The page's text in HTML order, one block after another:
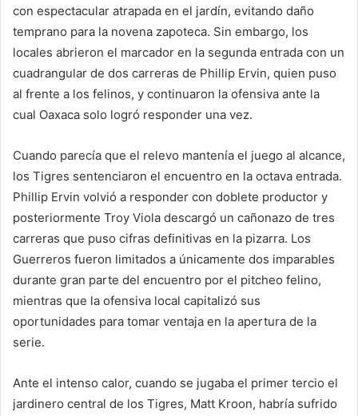
con espectacular atrapada en el jardín, evitando daño
temprano para la novena zapoteca. Sin embargo, los
locales abrieron el marcador en la segunda entrada con un
cuadrangular de dos carreras de Phillip Ervin, quien puso
al frente a los felinos, y continuaron la ofensiva ante la
cual Oaxaca solo logró responder una vez.
Cuando parecía que el relevo mantenía el juego al alcance,
los Tigres sentenciaron el encuentro en la octava entrada.
Phillip Ervin volvió a responder con doblete productor y
posteriormente Troy Viola descargó un cañonazo de tres
carreras que puso cifras definitivas en la pizarra. Los
Guerreros fueron limitados a únicamente dos imparables
durante gran parte del encuentro por el pitcheo felino,
mientras que la ofensiva local capitalizó sus
oportunidades para tomar ventaja en la apertura de la
serie.
Ante el intenso calor, cuando se jugaba el primer tercio el
jardinero central de los Tigres, Matt Kroon, habría sufrido